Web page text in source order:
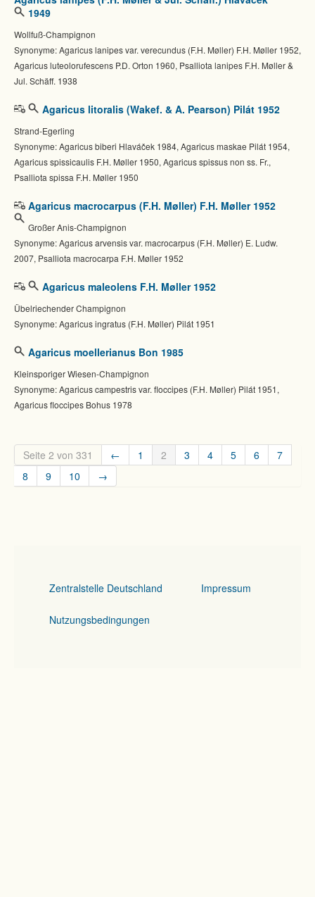
1949
Wollfuß-Champignon
Synonyme: Agaricus lanipes var. verecundus (F.H. Møller) F.H. Møller 1952,
Agaricus luteolorufescens P.D. Orton 1960, Psalliota lanipes F.H. Møller &
Jul. Schäff. 1938
Agaricus litoralis (Wakef. & A. Pearson) Pilát 1952
Strand-Egerling
Synonyme: Agaricus biberi Hlaváček 1984, Agaricus maskae Pilát 1954,
Agaricus spissicaulis F.H. Møller 1950, Agaricus spissus non ss. Fr.,
Psalliota spissa F.H. Møller 1950
Agaricus macrocarpus (F.H. Møller) F.H. Møller 1952
Großer Anis-Champignon
Synonyme: Agaricus arvensis var. macrocarpus (F.H. Møller) E. Ludw.
2007, Psalliota macrocarpa F.H. Møller 1952
Agaricus maleolens F.H. Møller 1952
Übelriechender Champignon
Synonyme: Agaricus ingratus (F.H. Møller) Pilát 1951
Agaricus moellerianus Bon 1985
Kleinsporiger Wiesen-Champignon
Synonyme: Agaricus campestris var. floccipes (F.H. Møller) Pilát 1951,
Agaricus floccipes Bohus 1978
Seite 2 von 331 ← 1 2 3 4 5 6
7
8
9 10 →
Zentralstelle Deutschland Impressum
Nutzungsbedingungen